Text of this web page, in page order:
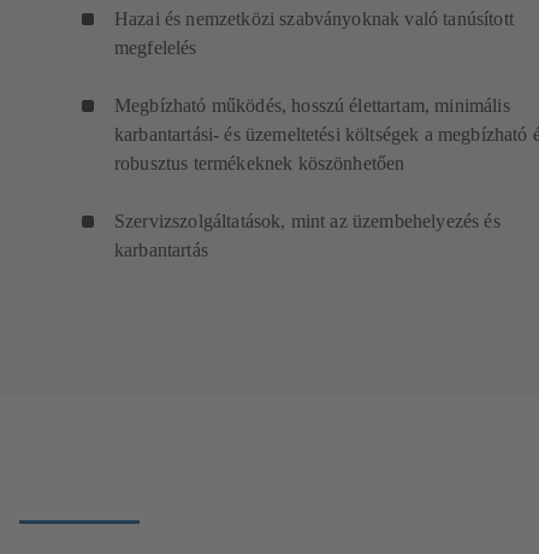
Hazai és nemzetközi szabványoknak való tanúsított
megfelelés
Megbízható működés, hosszú élettartam, minimális
karbantartási- és üzemeltetési költségek a megbízható
robusztus termékeknek köszönhetően
Szervizszolgáltatások, mint az üzembehelyezés és
karbantartás